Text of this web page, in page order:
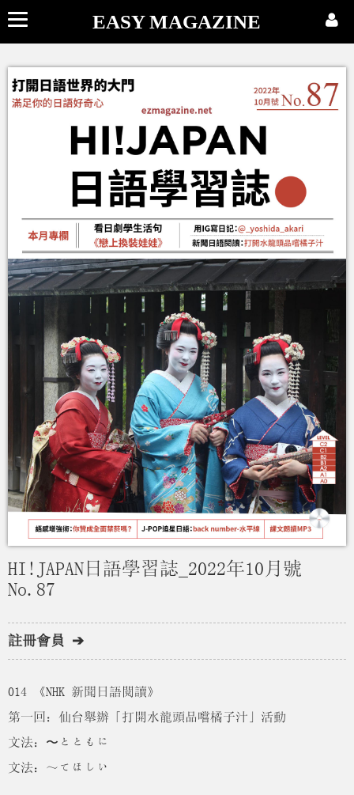
EASY MAGAZINE
HI!JAPAN日語學習誌_2022年10月號
No.87
註冊會員 ➔
014 《NHK 新聞日語閱讀》
第一回：仙台舉辦「打開水龍頭品嚐橘子汁」活動
文法：〜とともに
文法：～てほしい